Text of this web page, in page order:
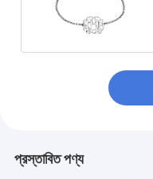
প্রস্তাবিত পণ্য